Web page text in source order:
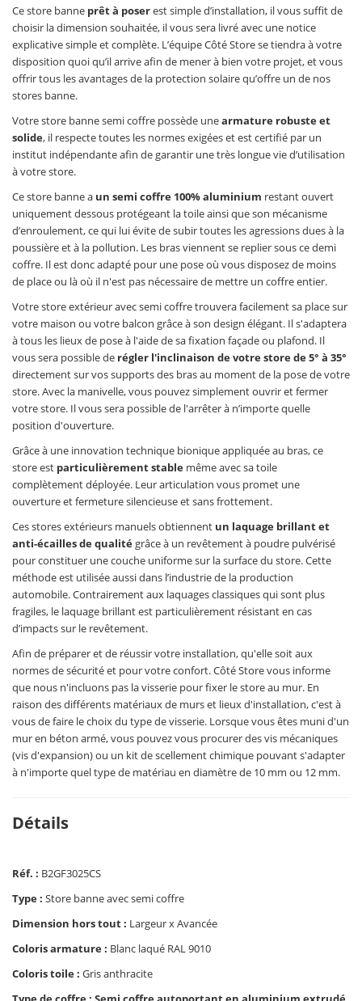
Ce store banne prêt à poserest simple d’installation, il vous suffit de
choisir la dimension souhaitée, il vous sera livré avec une notice
explicative simple et complète. L’équipe Côté Store se tiendra à votre
disposition quoi qu’il arrive afin de mener à bien votre projet, et vous
offrir tous les avantages de la protection solaire qu’offre un de nos
stores banne.
Votre store banne semi coffre possède unearmature robuste et
solide, il respecte toutes les normes exigées et est certifié par un
institut indépendante afin de garantir une très longue vie d’utilisation
à votre store.
Ce store banne a un semi coffre 100% aluminium restant ouvert
uniquement dessous protégeant la toile ainsi que son mécanisme
d’enroulement, ce qui lui évite de subir toutes les agressions dues à la
poussière et à la pollution. Les bras viennent se replier sous ce demi
coffre. Il est donc adapté pour une pose où vous disposez de moins
de place ou là où il n'est pas nécessaire de mettre un coffre entier.
Votre store extérieur avec semi coffre trouvera facilement sa place sur
votre maison ou votre balcon grâce à son design élégant. Il s'adaptera
à tous les lieux de pose à l'aide de sa fixation façade ou plafond. Il
vous sera possible de régler l'inclinaison de votre store de 5° à 35°
directement sur vos supports des bras au moment de la pose de votre
store. Avec la manivelle, vous pouvez simplement ouvrir et fermer
votre store. Il vous sera possible de l'arrêter à n’importe quelle
position d'ouverture.
Grâce à une innovation technique bionique appliquée au bras, ce
store est particulièrement stable même avec sa toile
complètement déployée. Leur articulation vous promet une
ouverture et fermeture silencieuse et sans frottement.
Ces stores extérieurs manuels obtiennent un laquage brillant et
anti-écailles de qualitégrâce à un revêtement à poudre pulvérisé
pour constituer une couche uniforme sur la surface du store. Cette
méthode est utilisée aussi dans l’industrie de la production
automobile. Contrairement aux laquages classiques qui sont plus
fragiles, le laquage brillant est particulièrement résistant en cas
d’impacts sur le revêtement.
Afin de préparer et de réussir votre installation, qu'elle soit aux
normes de sécurité et pour votre confort. Côté Store vous informe
que nous n'incluons pas la visserie pour fixer le store au mur. En
raison des différents matériaux de murs et lieux d'installation, c'est à
vous de faire le choix du type de visserie. Lorsque vous êtes muni d'un
mur en béton armé, vous pouvez vous procurer des vis mécaniques
(vis d'expansion) ou un kit de scellement chimique pouvant s'adapter
à n'importe quel type de matériau en diamètre de 10 mm ou 12 mm.
Détails
Réf. : B2GF3025CS
Type : Store banne avec semi coffre
Dimension hors tout : Largeur x Avancée
Coloris armature : Blanc laqué RAL 9010
Coloris toile : Gris anthracite